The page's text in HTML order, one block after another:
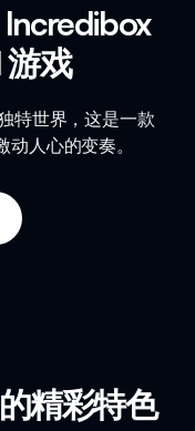
戏
特世界，这是一款
人心的变奏。
精彩特色